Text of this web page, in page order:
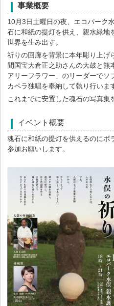
事業概要
10月3日土曜日の夜、エコパーク
石に和紙の提灯を供え、親水緑地
世界を生み出す。
祈りの回廊を背景に本年彫り上げ
間国宝大倉正之助さんの大鼓と熊
アリーフラワー」のリーダーでソ
カペラ独唱を奉納して執り行いま
これまでに安置した魂石の写真集
イベント概要
魂石に和紙の提灯を供えるのにボ
参加お願いします。